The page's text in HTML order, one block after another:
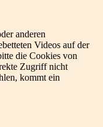
anderen
Videos auf der
die Cookies von
Zugriff nicht
kommt ein